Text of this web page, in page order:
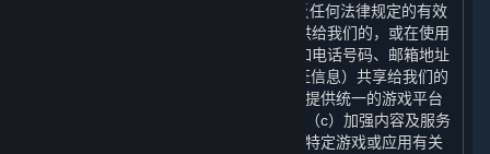
（2） 您在购买内容和服务后，在不违反任何法律规定的有效
审批要求的前提下，我们可能会将您提供给我们的，或在使用
我们的内容及服务时产生的部分数据，如电话号码、邮箱地址
及IP地址、用户名及头像（不含实名认证信息）共享给我们的
许可方或其他合作伙伴，以便为您（a）提供统一的游戏平台
体验；（b）提供维护和游戏相关服务；（c）加强内容及服务
的安全性；以及（d）向您发送与订阅及特定游戏或应用有关